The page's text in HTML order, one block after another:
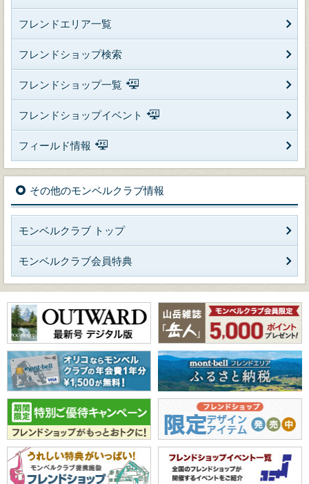
フレンドエリア一覧
フレンドショップ検索
フレンドショップ一覧
フレンドショップイベント
フィールド情報
その他のモンベルクラブ情報
モンベルクラブ トップ
モンベルクラブ会員特典